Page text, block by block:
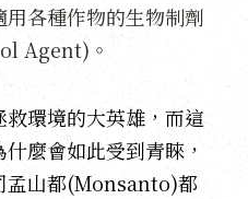
各種作物的生物制劑
Agent)。
救環境的大英雄，而這
麼會如此受到青睞，
孟山都(Monsanto)都